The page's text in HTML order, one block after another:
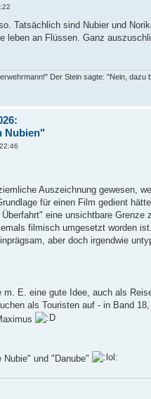
Tatsächlich sind Nubier und
leben an Flüssen. Ganz
Der Stein sagte: "Nein, dazu
Nubien"
Auszeichnung gewesen,
für einen Film gedient
eine unsichtbare Grenze
filmisch umgesetzt worden
aber doch irgendwie
m. E. eine gute Idee, auch als
als Touristen auf - in Band
und "Danube"